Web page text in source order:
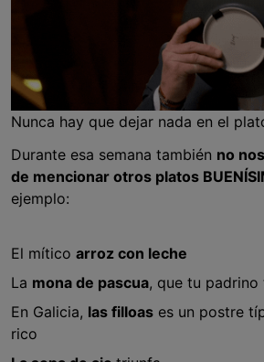
Nunca hay que dejar nada en el
Durante esa semana también no
de mencionar otros platos
ejemplo:
El mítico arroz con leche
La mona de pascua, que tu
En Galicia, las filloas es un postre
rico